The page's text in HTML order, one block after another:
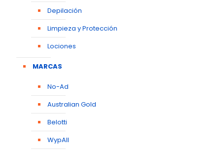
Depilación
Limpieza y Protección
Lociones
MARCAS
No-Ad
Australian Gold
Belotti
WypAll